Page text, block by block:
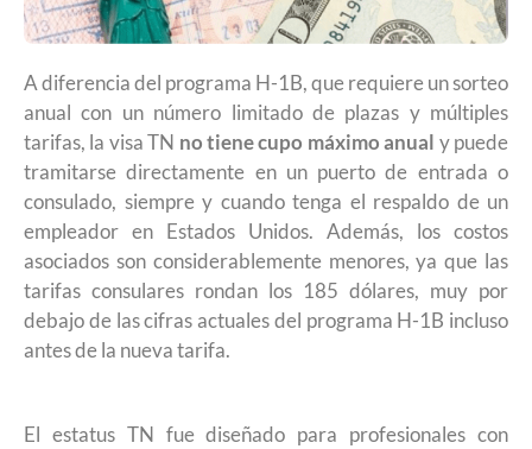
A diferencia del programa H-1B, que requiere un sorteo
anual con un número limitado de plazas y múltiples
tarifas, la visa TN no tiene cupo máximo anual y puede
tramitarse directamente en un puerto de entrada o
consulado, siempre y cuando tenga el respaldo de un
empleador en Estados Unidos. Además, los costos
asociados son considerablemente menores, ya que las
tarifas consulares rondan los 185 dólares, muy por
debajo de las cifras actuales del programa H-1B incluso
antes de la nueva tarifa.
El estatus TN fue diseñado para profesionales con